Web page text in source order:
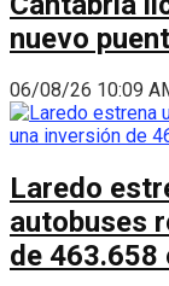
nuevo
06/08/26 10:09
Laredo
autobuses
de 463.658